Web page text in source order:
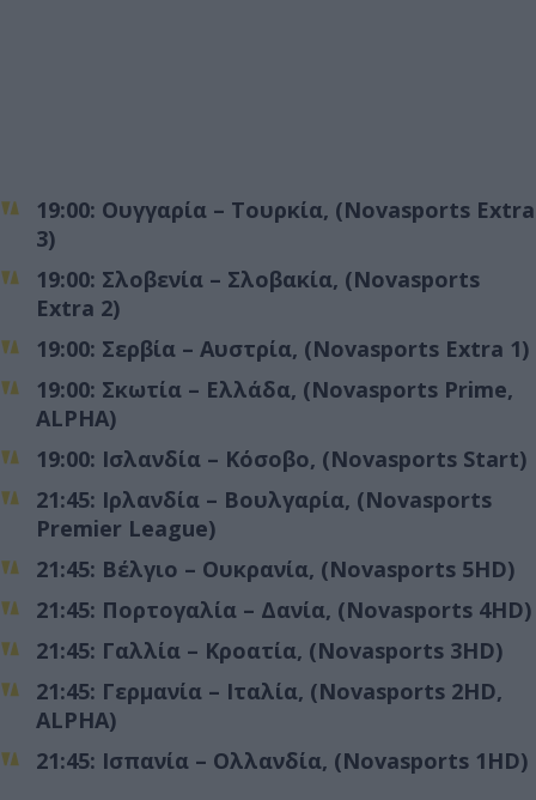
19:00: Ουγγαρία – Τουρκία, (Novasports Extra
3)
19:00: Σλοβενία – Σλοβακία, (Novasports
Extra 2)
19:00: Σερβία – Αυστρία, (Novasports Extra 1)
19:00: Σκωτία – Ελλάδα, (Novasports Prime,
ALPHA)
19:00: Ισλανδία – Κόσοβο, (Novasports Start)
21:45: Ιρλανδία – Βουλγαρία, (Novasports
Premier League)
21:45: Βέλγιο – Ουκρανία, (Novasports 5HD)
21:45: Πορτογαλία – Δανία, (Novasports 4HD)
21:45: Γαλλία – Κροατία, (Novasports 3HD)
21:45: Γερμανία – Ιταλία, (Novasports 2HD,
ALPHA)
21:45: Ισπανία – Ολλανδία, (Novasports 1HD)